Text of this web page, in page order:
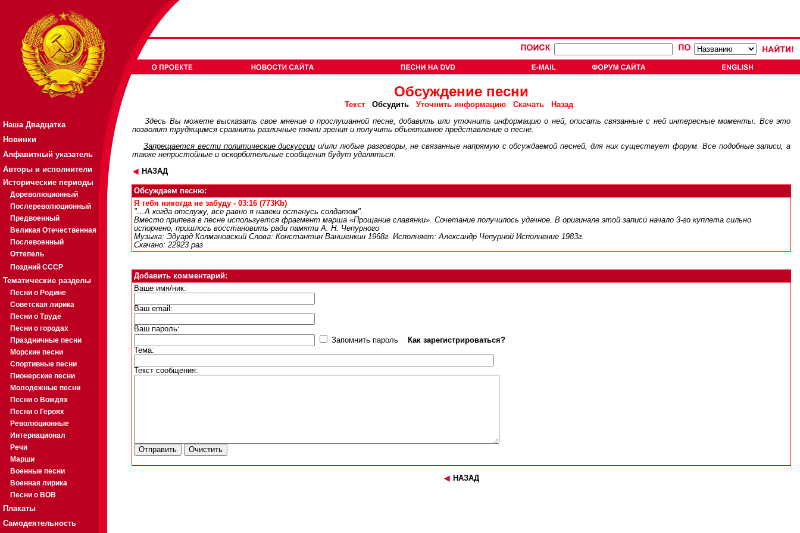
Наша Двадцатка
Новинки
Алфавитный указатель
Авторы и исполнители
Исторические периоды
Дореволюционный
Послереволюционный
Предвоенный
Великая Отечественная
Послевоенный
Оттепель
Поздний СССР
Тематические разделы
Песни о Родине
Советская лирика
Песни о Труде
Песни о городах
Праздничные песни
Морские песни
Спортивные песни
Пионерские песни
Молодежные песни
Песни о Вождях
Песни о Героях
Революционные
Интернационал
Речи
Марши
Военные песни
Военная лирика
Песни о ВОВ
Плакаты
Самодеятельность
Обсуждение песни
Текст Обсудить Уточнить информацию Скачать
Назад
Здесь Вы можете высказать свое мнение о прослушанной песне, добавить или уточнить информацию о ней, описать связанные с ней интересные моменты. Все это
позволит трудящимся сравнить различные точки зрения и получить объективное представление о песне.
Запрещается вести политические дискуcсии и/или любые разговоры, не связанные напрямую с обсуждаемой песней, для них существует форум. Все подобные записи, а
также непристойные и оскорбительные сообщения будут удаляться.
НАЗАД
Обсуждаем песню:
Я тебя никогда не забуду - 03:16 (773Kb)
"…А когда отслужу, все равно я навеки останусь солдатом".
Вместо припева в песне используется фрагмент марша «Прощание славянки». Сочетание получилось удачное. В оригинале этой записи начало 3-го куплета сильно
испорчено, пришлось восстановить ради памяти А. Н. Чепурного
Музыка: Эдуард Колмановский Слова: Константин Ваншенкин 1968г. Исполняет: Александр Чепурной Исполнение 1983г.
Скачано: 22923 раз
Добавить комментарий:
Ваше имя/ник:
Ваш email:
Ваш пароль:
Запомнить пароль
Как зарегистрироваться?
Тема:
Текст сообщения:
НАЗАД